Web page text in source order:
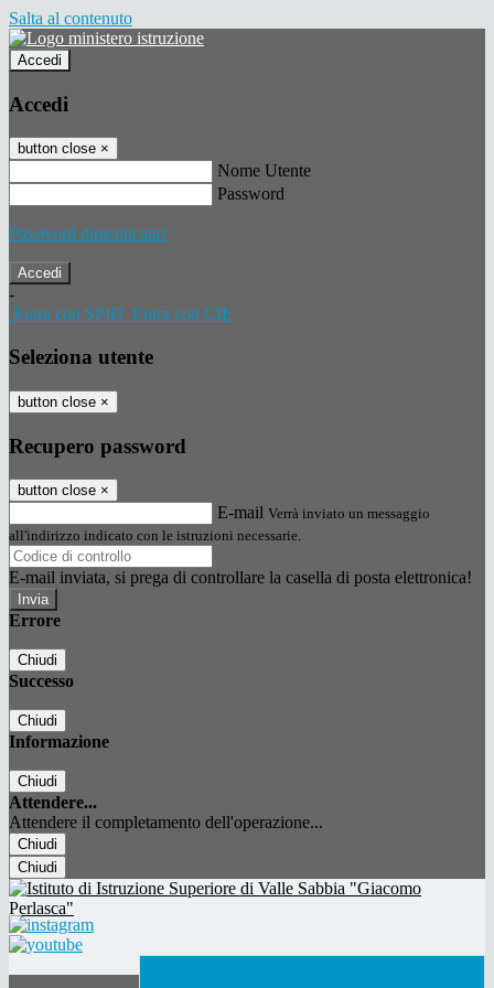
Salta al contenuto
Accedi
Accedi
button close ×
Nome Utente
Password
Password dimenticata?
-
Entra con SPID Entra con CIE
Seleziona utente
button close ×
Recupero password
button close ×
E-mail Verrà inviato un messaggio
all'indirizzo indicato con le istruzioni necessarie.
E-mail inviata, si prega di controllare la casella di posta elettronica!
Errore
Chiudi
Successo
Chiudi
Informazione
Chiudi
Attendere...
Attendere il completamento dell'operazione...
Chiudi
Chiudi